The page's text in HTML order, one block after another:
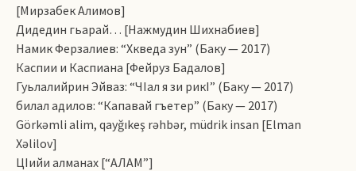
[Мирзабек Алимов]
Дидедин гьарай… [Нажмудин Шихнабиев]
Намик Ферзалиев: “Хкведа зун” (Баку — 2017)
Каспии и Каспиана [Фейруз Бадалов]
Гуьлалийрин Эйваз: “ЧIал я зи рикI” (Баку — 2017)
билал адилов: “Капавай гъетер” (Баку — 2017)
Görkəmli alim, qayğıkeş rəhbər, müdrik insan [Еlman
Xəlilov]
ЦIийи алманах [“АЛАМ”]